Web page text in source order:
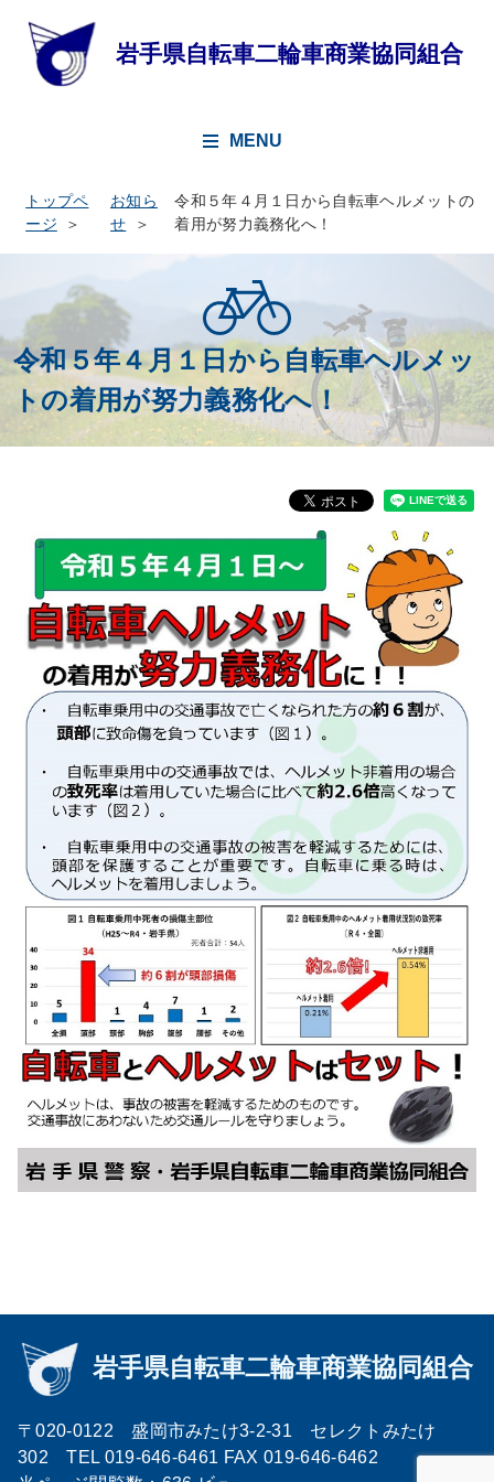
MENU
トップペ
ージ
お知ら
せ
令和５年４月１日から自転車ヘルメットの
着用が努力義務化へ！
令和５年４月１日から自転車ヘルメッ
トの着用が努力義務化へ！
〒020-0122 盛岡市みたけ3-2-31 セレクトみたけ
302 TEL 019-646-6461 FAX 019-646-6462